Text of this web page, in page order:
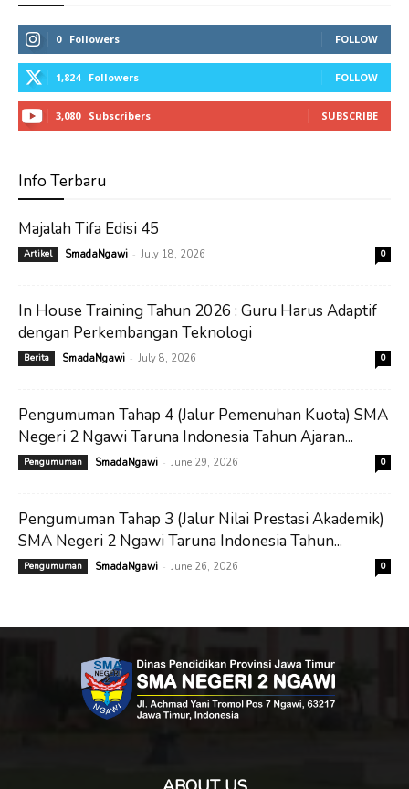
0 Followers FOLLOW
1,824 Followers FOLLOW
3,080 Subscribers SUBSCRIBE
Info Terbaru
Majalah Tifa Edisi 45
Artikel SmadaNgawi - July 18, 2026 0
In House Training Tahun 2026 : Guru Harus Adaptif
dengan Perkembangan Teknologi
Berita SmadaNgawi - July 8, 2026 0
Pengumuman Tahap 4 (Jalur Pemenuhan Kuota) SMA
Negeri 2 Ngawi Taruna Indonesia Tahun Ajaran...
Pengumuman SmadaNgawi - June 29, 2026 0
Pengumuman Tahap 3 (Jalur Nilai Prestasi Akademik)
SMA Negeri 2 Ngawi Taruna Indonesia Tahun...
Pengumuman SmadaNgawi - June 26, 2026 0